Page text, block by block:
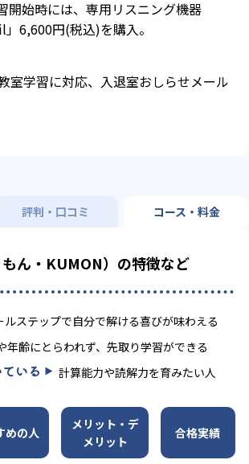
開始時には、専用リスニング機器
」6,600円(税込)を購入。
室学習に対応、入退室おしらせメール
評判・口コミ コース・料金
ん・KUMON）の特徴など
ルステップで自分で解ける喜びが味わえる
年齢にとらわれず、先取り学習ができる
いる
計算能力や読解力を育みたい人
めの人
メリット・デ
メリット
合格実績